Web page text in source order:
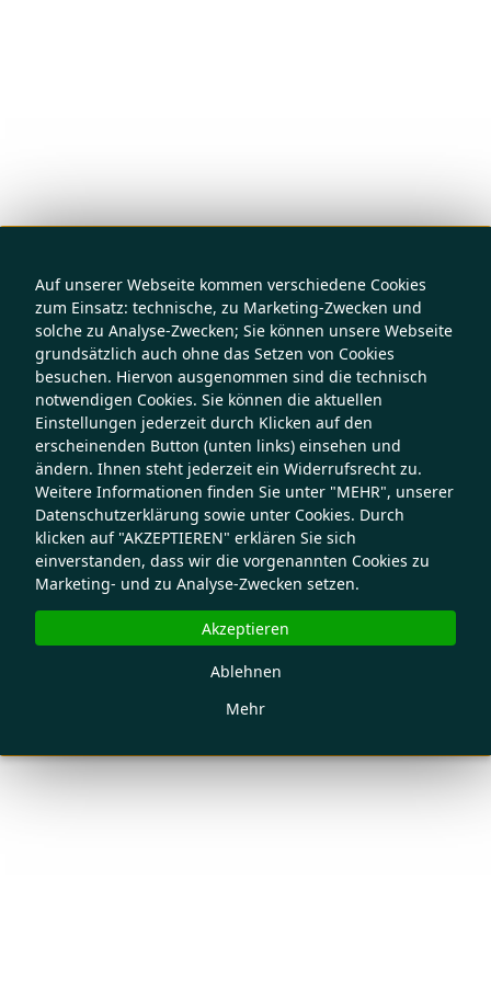
Auf unserer Webseite kommen verschiedene Cookies
zum Einsatz: technische, zu Marketing-Zwecken und
solche zu Analyse-Zwecken; Sie können unsere Webseite
grundsätzlich auch ohne das Setzen von Cookies
besuchen. Hiervon ausgenommen sind die technisch
notwendigen Cookies. Sie können die aktuellen
Einstellungen jederzeit durch Klicken auf den
erscheinenden Button (unten links) einsehen und
ändern. Ihnen steht jederzeit ein Widerrufsrecht zu.
Weitere Informationen finden Sie unter "MEHR", unserer
Datenschutzerklärung sowie unter Cookies. Durch
klicken auf "AKZEPTIEREN" erklären Sie sich
einverstanden, dass wir die vorgenannten Cookies zu
Marketing- und zu Analyse-Zwecken setzen.
Mehr
Ablehnen
Akzeptieren